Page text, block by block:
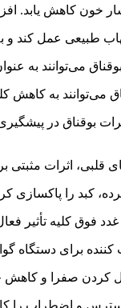
خون کاهش یابد.
طبیعی عمل کند
بوقناق می‌توانند
می‌توانند به
بوقناق در
قلبی، اثرات